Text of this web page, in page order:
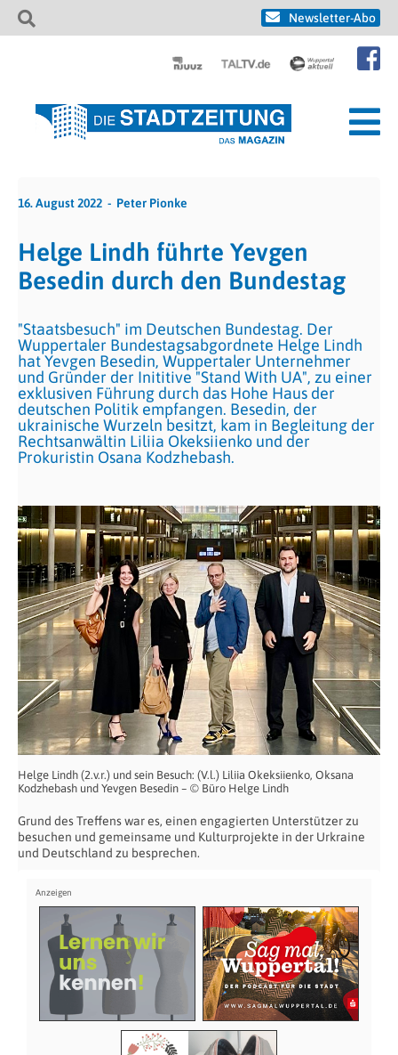
Newsletter-Abo
16. August 2022 Peter Pionke
Helge Lindh führte Yevgen
Besedin durch den Bundestag
"Staatsbesuch" im Deutschen Bundestag. Der
Wuppertaler Bundestagsabgordnete Helge Lindh
hat Yevgen Besedin, Wuppertaler Unternehmer
und Gründer der Inititive "Stand With UA", zu einer
exklusiven Führung durch das Hohe Haus der
deutschen Politik empfangen. Besedin, der
ukrainische Wurzeln besitzt, kam in Begleitung der
Rechtsanwältin Liliia Okeksiienko und der
Prokuristin Osana Kodzhebash.
Helge Lindh (2.v.r.) und sein Besuch: (V.l.) Liliia Okeksiienko, Oksana
Kodzhebash und Yevgen Besedin – © Büro Helge Lindh
Grund des Treffens war es, einen engagierten Unterstützer zu
besuchen und gemeinsame und Kulturprojekte in der Urkraine
und Deutschland zu besprechen.